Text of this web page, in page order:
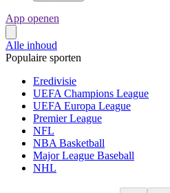
App openen
Alle inhoud
Populaire sporten
Eredivisie
UEFA Champions League
UEFA Europa League
Premier League
NFL
NBA Basketball
Major League Baseball
NHL